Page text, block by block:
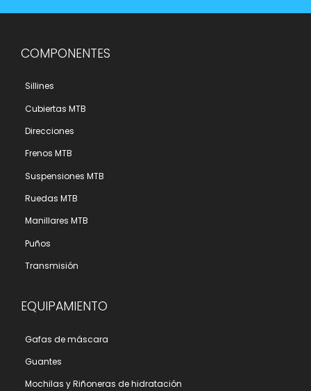
COMPONENTES
Sillines
Cubiertas MTB
Direcciones
Frenos MTB
Suspensiones MTB
Ruedas MTB
Manillares MTB
Puños
Transmisión
EQUIPAMIENTO
Gafas de máscara
Guantes
Mochilas y Riñoneras de hidratación